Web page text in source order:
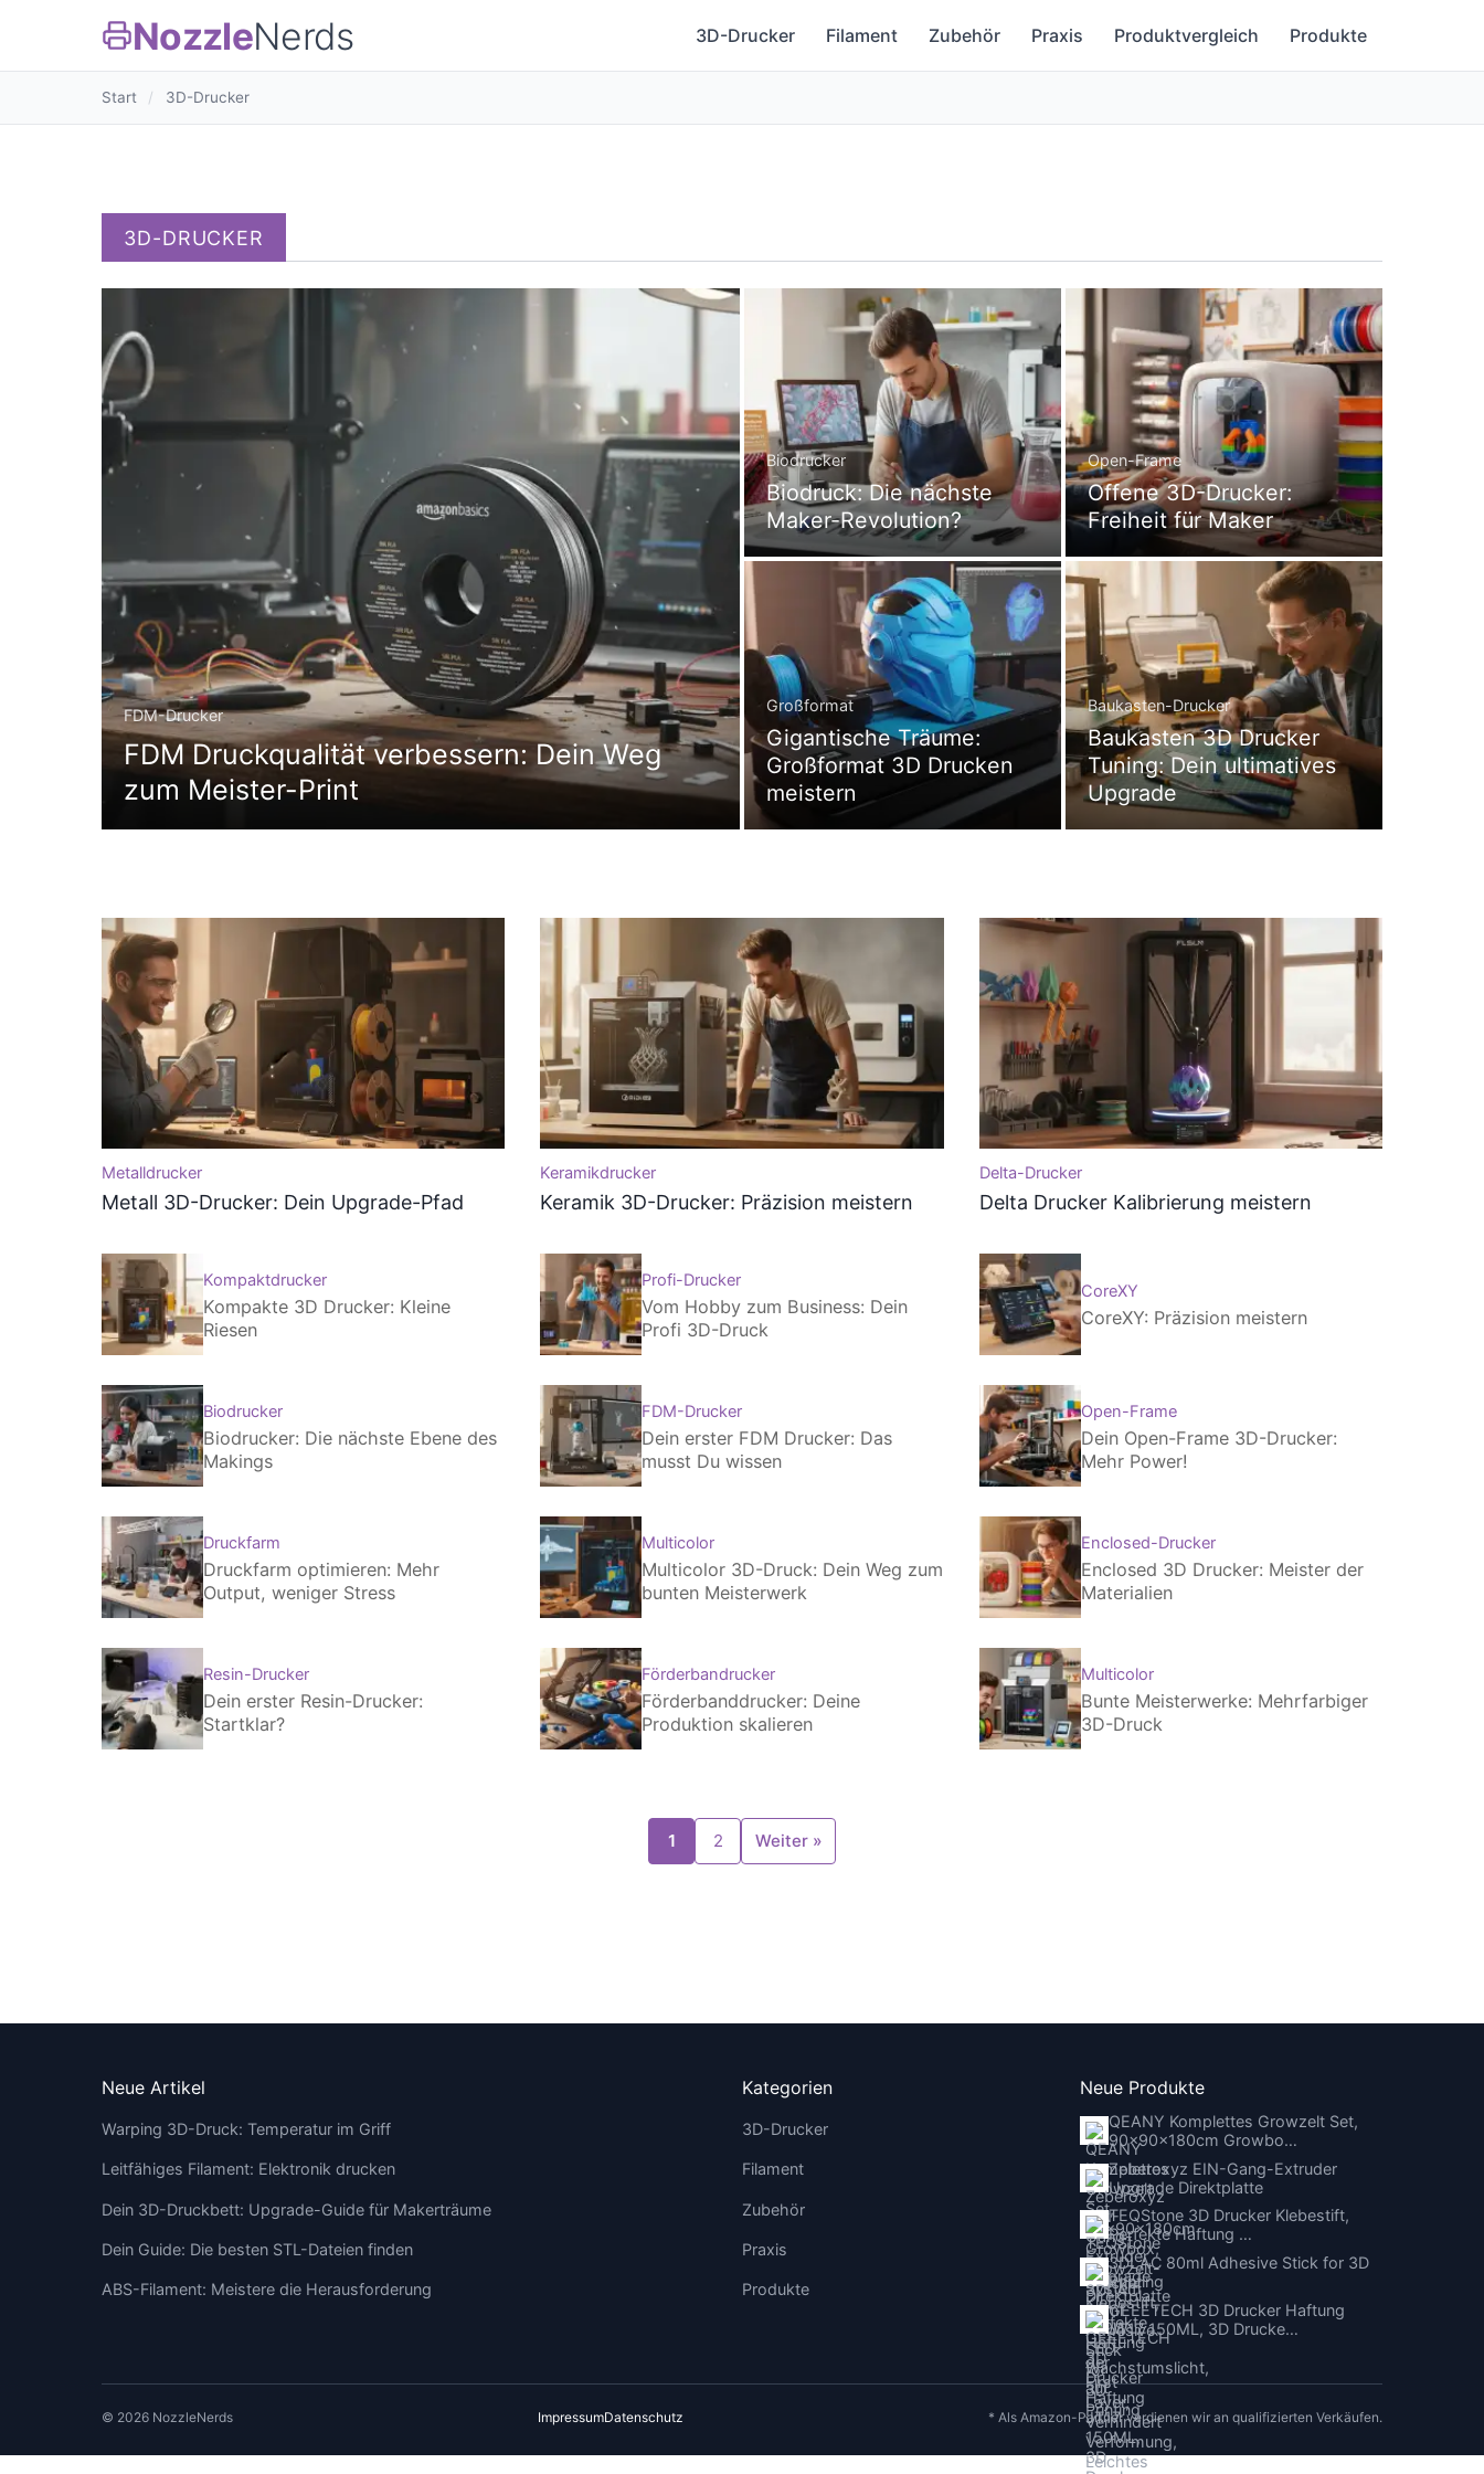
NozzleNerds 3D-Drucker Filament Zubehör Praxis Produktvergleich Produkte
Start / 3D-Drucker
3D-DRUCKER
FDM-Drucker
FDM Druckqualität verbessern: Dein Weg
zum Meister-Print
Biodrucker
Biodruck: Die nächste
Maker-Revolution?
Open-Frame
Offene 3D-Drucker:
Freiheit für Maker
Großformat
Gigantische Träume:
Großformat 3D Drucken
meistern
Baukasten-Drucker
Baukasten 3D Drucker
Tuning: Dein ultimatives
Upgrade
Metalldrucker
Metall 3D-Drucker: Dein Upgrade-Pfad
Kompaktdrucker
Kompakte 3D Drucker: Kleine
Riesen
Biodrucker
Biodrucker: Die nächste Ebene des
Makings
Druckfarm
Druckfarm optimieren: Mehr
Output, weniger Stress
Resin-Drucker
Dein erster Resin-Drucker:
Startklar?
Keramikdrucker
Keramik 3D-Drucker: Präzision meistern
Profi-Drucker
Vom Hobby zum Business: Dein
Profi 3D-Druck
FDM-Drucker
Dein erster FDM Drucker: Das
musst Du wissen
Multicolor
Multicolor 3D-Druck: Dein Weg zum
bunten Meisterwerk
Förderbandrucker
Förderbanddrucker: Deine
Produktion skalieren
Delta-Drucker
Delta Drucker Kalibrierung meistern
CoreXY
CoreXY: Präzision meistern
Open-Frame
Dein Open-Frame 3D-Drucker:
Mehr Power!
Enclosed-Drucker
Enclosed 3D Drucker: Meister der
Materialien
Multicolor
Bunte Meisterwerke: Mehrfarbiger
3D-Druck
1 2 Weiter »
Neue Artikel
Warping 3D-Druck: Temperatur im Griff
Leitfähiges Filament: Elektronik drucken
Dein 3D-Druckbett: Upgrade-Guide für Makerträume
Dein Guide: Die besten STL-Dateien finden
ABS-Filament: Meistere die Herausforderung
Kategorien
3D-Drucker
Filament
Zubehör
Praxis
Produkte
Neue Produkte
QEANY Komplettes Growzelt Set,
90x90x180cm Growbo…
Zeberoxyz EIN-Gang-Extruder
Upgrade Direktplatte
TEQStone 3D Drucker Klebestift,
Perfekte Haftung …
3DLAC 80ml Adhesive Stick for 3D
Printing
GEEETECH 3D Drucker Haftung
JT17 150ML, 3D Drucke…
© 2026 NozzleNerds ImpressumDatenschutz * Als Amazon-Partner verdienen wir an qualifizierten Verkäufen.